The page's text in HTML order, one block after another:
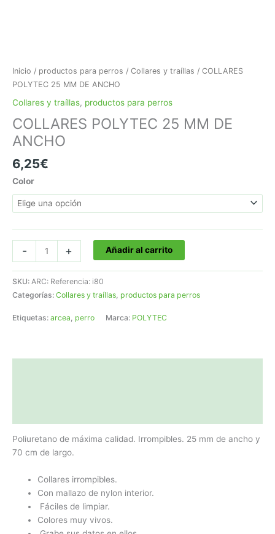
Inicio / productos para perros / Collares y traíllas / COLLARES
POLYTEC 25 MM DE ANCHO
Collares y traíllas, productos para perros
COLLARES POLYTEC 25 MM DE
ANCHO
6,25€
Color
-
COLLARES
POLYTEC
25
MM
DE
ANCHO
+ Añadir al carrito
SKU: ARC: Referencia: i80
Categorías: Collares y traíllas, productos para perros
Etiquetas: arcea, perro Marca: POLYTEC
Poliuretano de máxima calidad. Irrompibles. 25 mm de ancho y
70 cm de largo.
Collares irrompibles.
Con mallazo de nylon interior.
Fáciles de limpiar.
Colores muy vivos.